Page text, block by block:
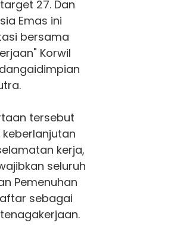
27. Dan
Emas ini
bersama
Korwil
tersebut
kerja,
seluruh
Pemenuhan
sebagai